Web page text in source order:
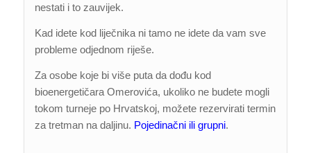
nestati i to zauvijek.
Kad idete kod liječnika ni tamo ne idete da vam sve
probleme odjednom riješe.
Za osobe koje bi više puta da dođu kod
bioenergetičara Omerovića, ukoliko ne budete mogli
tokom turneje po Hrvatskoj, možete rezervirati termin
za tretman na daljinu. Pojedinačni ili grupni.